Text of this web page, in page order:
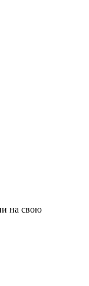
на свою